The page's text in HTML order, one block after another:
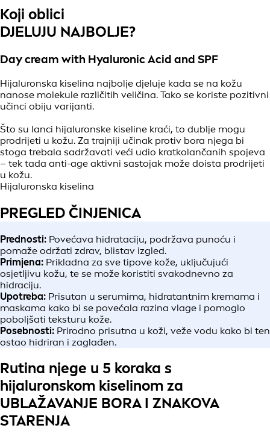
Koji oblici
DJELUJU NAJBOLJE?
Day cream with Hyaluronic Acid and SPF
Hijaluronska kiselina najbolje djeluje kada se na kožu
nanose molekule različitih veličina. Tako se koriste pozitivni
učinci obiju varijanti.
Što su lanci hijaluronske kiseline kraći, to dublje mogu
prodrijeti u kožu. Za trajniji učinak protiv bora njega bi
stoga trebala sadržavati veći udio kratkolančanih spojeva
– tek tada anti-age aktivni sastojak može doista prodrijeti
u kožu.
Hijaluronska kiselina
PREGLED ČINJENICA
Prednosti: Povećava hidrataciju, podržava punoću i
pomaže održati zdrav, blistav izgled.
Primjena: Prikladna za sve tipove kože, uključujući
osjetljivu kožu, te se može koristiti svakodnevno za
hidraciju.
Upotreba: Prisutan u serumima, hidratantnim kremama i
maskama kako bi se povećala razina vlage i pomoglo
poboljšati teksturu kože.
Posebnosti: Prirodno prisutna u koži, veže vodu kako bi ten
ostao hidriran i zaglađen.
Rutina njege u 5 koraka s
hijaluronskom kiselinom za
UBLAŽAVANJE BORA I ZNAKOVA
STARENJA